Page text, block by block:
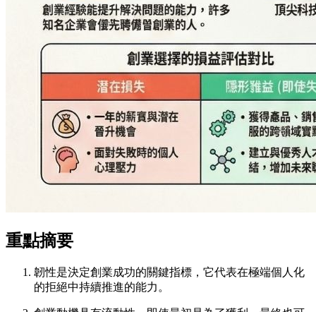
重點摘要
韌性是決定創業成功的關鍵指標，它代表在極端個人化
的拒絕中持續推進的能力。